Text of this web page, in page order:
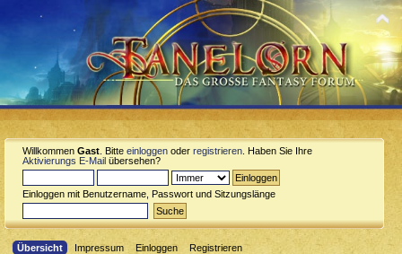
Willkommen Gast . Bitte einloggen oder registrieren . Haben Sie Ihre
Aktivierungs E-Mail übersehen?
Einloggen mit Benutzername, Passwort und Sitzungslänge
Übersicht Impressum Einloggen Registrieren